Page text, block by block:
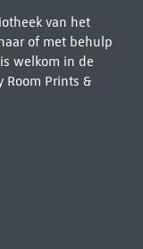
van het
of met behulp
welkom in de
Room Prints &